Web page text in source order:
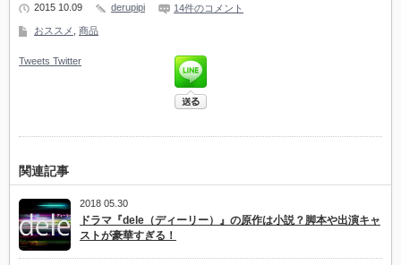
2015 10.09 derupipi 14件のコメント
おススメ 商品
Tweets Twitter
関連記事
2018 05.30
ドラマ『dele（ディーリー）』の原作は小説？脚本や出演キャ
ストが豪華すぎる！